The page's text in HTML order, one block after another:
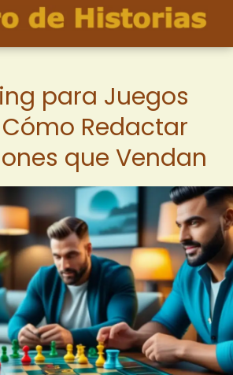
para Juegos
Redactar
que Vendan